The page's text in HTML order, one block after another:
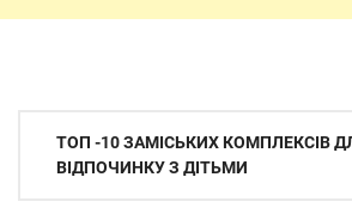
Навігація
записів
ТОП -10 ЗАМІСЬКИХ КОМПЛЕКСІВ
ВІДПОЧИНКУ З ДІТЬМИ